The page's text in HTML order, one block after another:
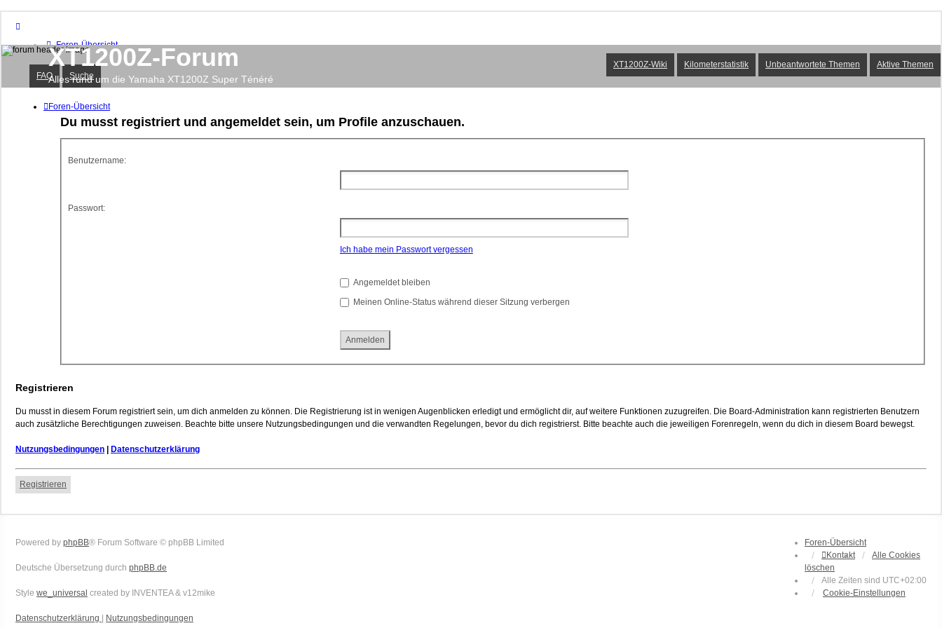
Foren-Übersicht
FAQ
Suche
Unbeantwortete Themen
Aktive Themen
Anmelden
XT1200Z-Wiki Kilometerstatistik Unbeantwortete Themen Aktive Themen
XT1200Z-Forum
Alles rund um die Yamaha XT1200Z Super Ténéré
FAQ Suche
Foren-Übersicht
Du musst registriert und angemeldet sein, um Profile anzuschauen.
Benutzername:
Passwort:
Ich habe mein Passwort vergessen
Angemeldet bleiben
Meinen Online-Status während dieser Sitzung verbergen
Registrieren
Du musst in diesem Forum registriert sein, um dich anmelden zu können. Die Registrierung ist in wenigen Augenblicken erledigt und ermöglicht dir, auf weitere Funktionen zuzugreifen. Die Board-Administration kann registrierten Benutzern
auch zusätzliche Berechtigungen zuweisen. Beachte bitte unsere Nutzungsbedingungen und die verwandten Regelungen, bevor du dich registrierst. Bitte beachte auch die jeweiligen Forenregeln, wenn du dich in diesem Board bewegst.
Nutzungsbedingungen | Datenschutzerklärung
Registrieren
Foren-Übersicht
Kontakt
Alle Cookies
löschen
Alle Zeiten sind UTC+02:00
Cookie-Einstellungen
Powered by phpBB® Forum Software © phpBB Limited
Deutsche Übersetzung durch phpBB.de
Style we_universal created by INVENTEA & v12mike
Datenschutzerklärung | Nutzungsbedingungen